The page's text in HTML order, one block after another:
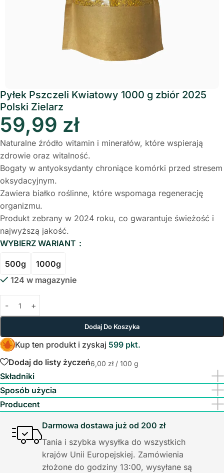
Pyłek Pszczeli Kwiatowy 1000 g zbiór 2025
Polski Zielarz
59,99 zł
Naturalne źródło witamin i minerałów, które wspierają
zdrowie oraz witalność.
Bogaty w antyoksydanty chroniące komórki przed stresem
oksydacyjnym.
Zawiera białko roślinne, które wspomaga regenerację
organizmu.
Produkt zebrany w 2024 roku, co gwarantuje świeżość i
najwyższą jakość.
WYBIERZ WARIANT
500g
1000g
124 w magazynie
Dodaj Do Koszyka
Kup ten produkt i zyskaj 599 pkt.
Dodaj do listy życzeń6,00 zł/ 100 g
Składniki
Sposób użycia
Producent
Darmowa dostawa już od 200 zł
Tania i szybka wysyłka do wszystkich
krajów Unii Europejskiej. Zamówienia
złożone do godziny 13:00, wysyłane są